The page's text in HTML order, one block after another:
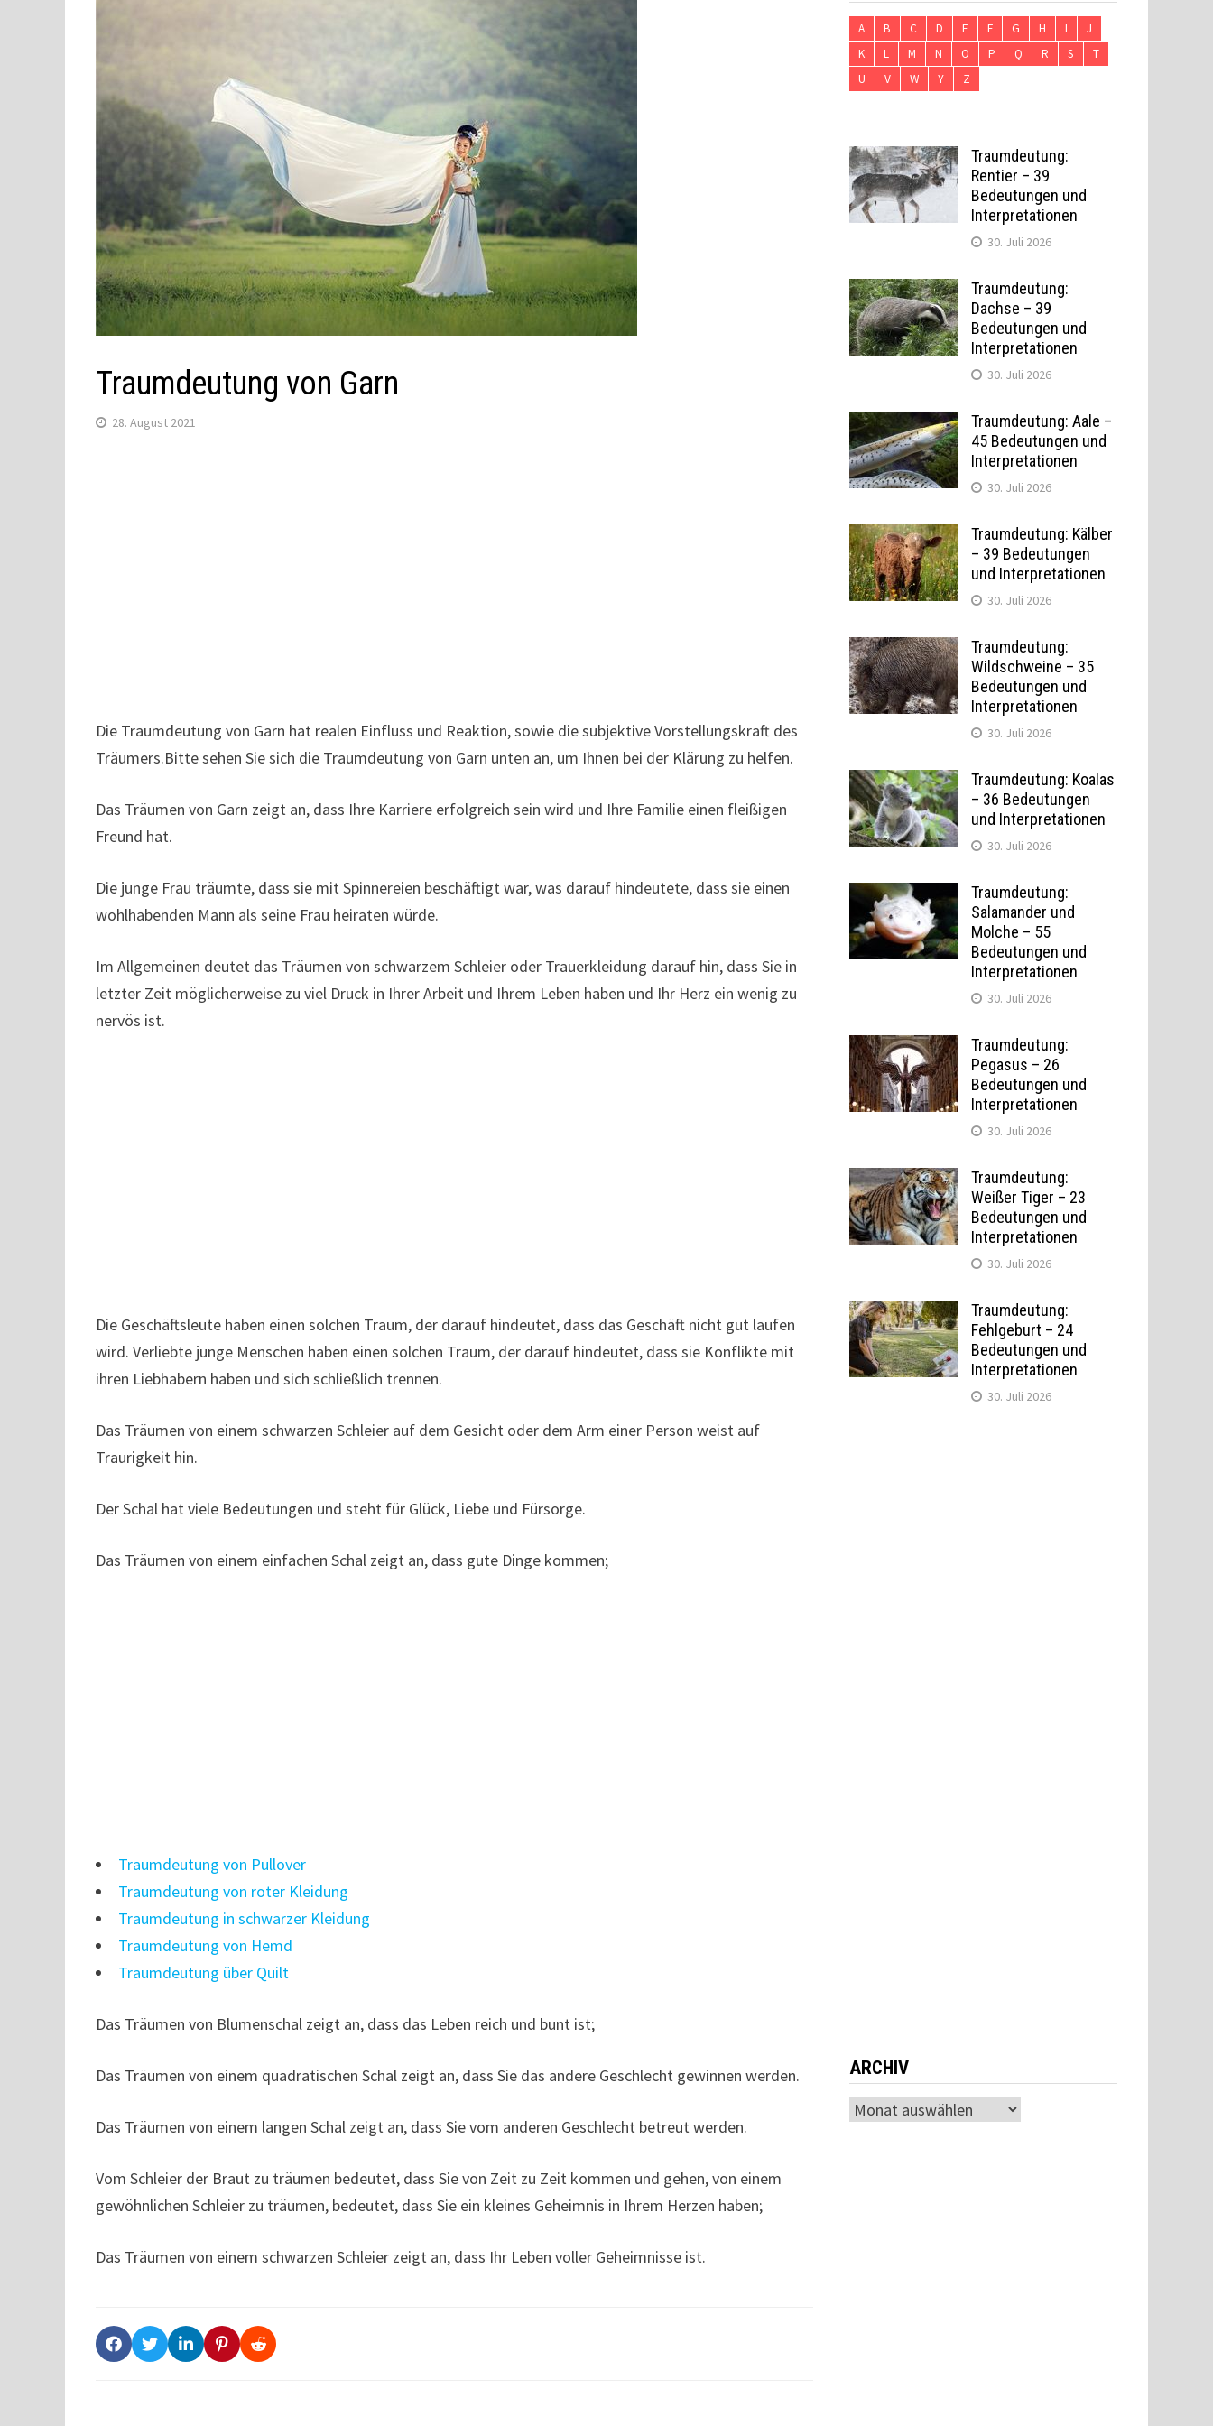
Traumdeutung von Garn
28. August 2021
Die Traumdeutung von Garn hat realen Einfluss und Reaktion, sowie die subjektive Vorstellungskraft des
Träumers.Bitte sehen Sie sich die Traumdeutung von Garn unten an, um Ihnen bei der Klärung zu helfen.
Das Träumen von Garn zeigt an, dass Ihre Karriere erfolgreich sein wird und Ihre Familie einen fleißigen
Freund hat.
Die junge Frau träumte, dass sie mit Spinnereien beschäftigt war, was darauf hindeutete, dass sie einen
wohlhabenden Mann als seine Frau heiraten würde.
Im Allgemeinen deutet das Träumen von schwarzem Schleier oder Trauerkleidung darauf hin, dass Sie in
letzter Zeit möglicherweise zu viel Druck in Ihrer Arbeit und Ihrem Leben haben und Ihr Herz ein wenig zu
nervös ist.
Die Geschäftsleute haben einen solchen Traum, der darauf hindeutet, dass das Geschäft nicht gut laufen
wird. Verliebte junge Menschen haben einen solchen Traum, der darauf hindeutet, dass sie Konflikte mit
ihren Liebhabern haben und sich schließlich trennen.
Das Träumen von einem schwarzen Schleier auf dem Gesicht oder dem Arm einer Person weist auf
Traurigkeit hin.
Der Schal hat viele Bedeutungen und steht für Glück, Liebe und Fürsorge.
Das Träumen von einem einfachen Schal zeigt an, dass gute Dinge kommen;
Traumdeutung von Pullover
Traumdeutung von roter Kleidung
Traumdeutung in schwarzer Kleidung
Traumdeutung von Hemd
Traumdeutung über Quilt
Das Träumen von Blumenschal zeigt an, dass das Leben reich und bunt ist;
Das Träumen von einem quadratischen Schal zeigt an, dass Sie das andere Geschlecht gewinnen werden.
Das Träumen von einem langen Schal zeigt an, dass Sie vom anderen Geschlecht betreut werden.
Vom Schleier der Braut zu träumen bedeutet, dass Sie von Zeit zu Zeit kommen und gehen, von einem
gewöhnlichen Schleier zu träumen, bedeutet, dass Sie ein kleines Geheimnis in Ihrem Herzen haben;
Das Träumen von einem schwarzen Schleier zeigt an, dass Ihr Leben voller Geheimnisse ist.
A B C D E F G H I
J
K
L M N O P Q R S
T
U
V W Y Z
Traumdeutung:
Rentier – 39
Bedeutungen und
Interpretationen
30. Juli 2026
Traumdeutung:
Dachse – 39
Bedeutungen und
Interpretationen
30. Juli 2026
Traumdeutung: Aale –
45 Bedeutungen und
Interpretationen
30. Juli 2026
Traumdeutung: Kälber
– 39 Bedeutungen
und Interpretationen
30. Juli 2026
Traumdeutung:
Wildschweine – 35
Bedeutungen und
Interpretationen
30. Juli 2026
Traumdeutung: Koalas
– 36 Bedeutungen
und Interpretationen
30. Juli 2026
Traumdeutung:
Salamander und
Molche – 55
Bedeutungen und
Interpretationen
30. Juli 2026
Traumdeutung:
Pegasus – 26
Bedeutungen und
Interpretationen
30. Juli 2026
Traumdeutung:
Weißer Tiger – 23
Bedeutungen und
Interpretationen
30. Juli 2026
Traumdeutung:
Fehlgeburt – 24
Bedeutungen und
Interpretationen
30. Juli 2026
ARCHIV
Archiv